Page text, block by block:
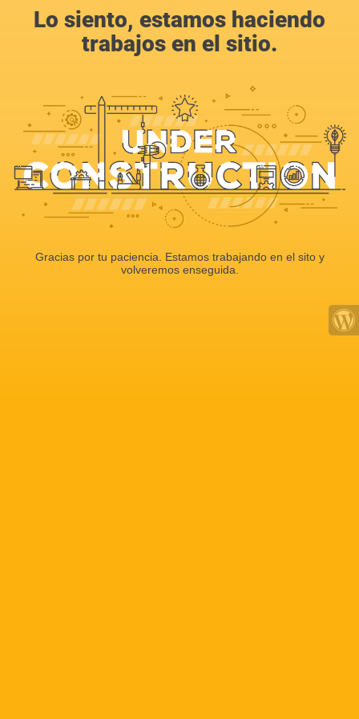
Lo siento, estamos haciendo
trabajos en el sitio.
Gracias por tu paciencia. Estamos trabajando en el sito y
volveremos enseguida.